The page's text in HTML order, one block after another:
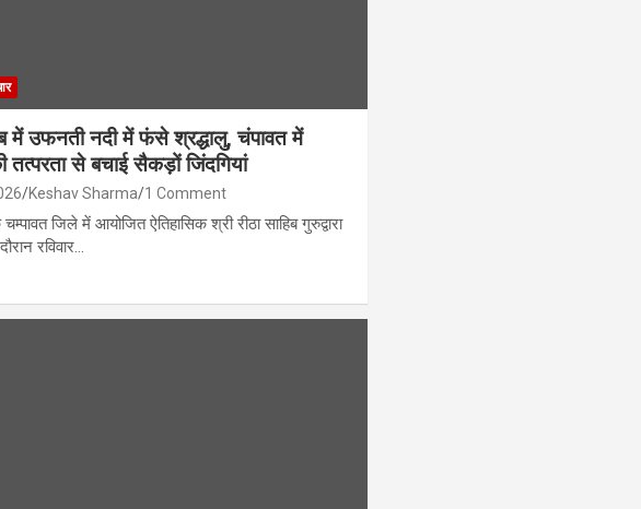
में उफनती नदी में फंसे श्रद्धालु, चंपावत में
तत्परता से बचाई सैकड़ों जिंदगियां
Keshav Sharma 1 Comment
जिले में आयोजित ऐतिहासिक श्री रीठा साहिब गुरुद्वारा
रविवार…